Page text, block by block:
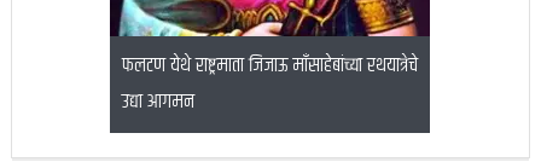
फलटण येथे राष्ट्रमाता जिजाऊ माँसाहेबांच्या रथयात्रेचे
उद्या आगमन